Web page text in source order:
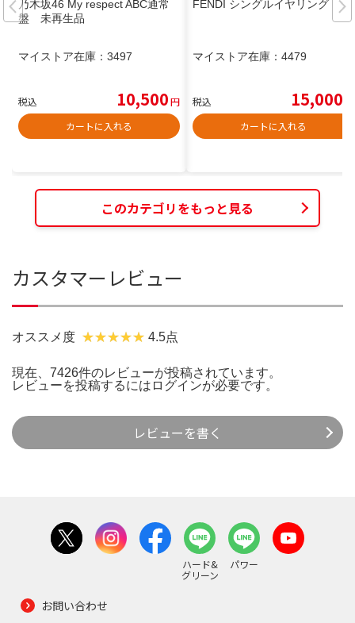
乃木坂46 My respect ABC通常
盤 未再生品
マイストア在庫： 3497
税込 10,500円
カートに入れる
FENDI シングルイヤリング
マイストア在庫： 4479
税込 15,000
カートに入れる
このカテゴリをもっと見る
カスタマーレビュー
オススメ度 4.5点
現在、7426件のレビューが投稿されています。
レビューを投稿するには ログインが必要です。
レビューを書く
ハード&
グリーン
パワー
お問い合わせ